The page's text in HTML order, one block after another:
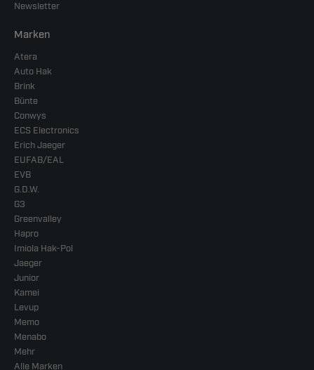
Newsletter
Marken
Atera
Auto Hak
Brink
Bünte
Conwys
ECS Electronics
Erich Jaeger
EUFAB/EAL
EVB
G.D.W.
G3
Greenvalley
Hapro
Imiola Hak-Pol
Jaeger
Junior
Kamei
Levup
Memo
Menabo
Mehr
Alle Marken